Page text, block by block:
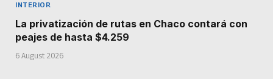
INTERIOR
La privatización de rutas en Chaco contará con
peajes de hasta $4.259
6 August 2026